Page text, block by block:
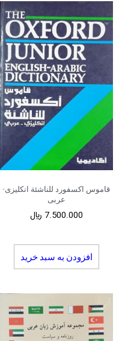
قاموس اکسفورد للناشئة انکلیزی-
عربی
7.500.000 ﷼
افزودن به سبد خرید